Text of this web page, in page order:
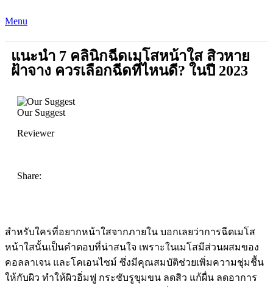
Menu
แนะนำ 7 คลินิกฉีดเมโสหน้าใส สิวหาย
ฝ้าจาง ควรเลือกฉีดที่ไหนดี? ในปี 2023
Our Suggest
Reviewer
Share:
สำหรับใครที่อยากหน้าใสจากภายใน บอกเลยว่าการฉีดเมโส
หน้าใสนั้นเป็นคำตอบที่น่าสนใจ เพราะในเมโสมีส่วนผสมของ
คอลลาเจน และโคเอนไซม์ ซึ่งมีคุณสมบัติช่วยเพิ่มความชุ่มชื้น
ให้กับผิว ทำให้ผิวอิ่มฟู กระชับรูขุมขน ลดสิว แก้ผื่น ลดอาการ